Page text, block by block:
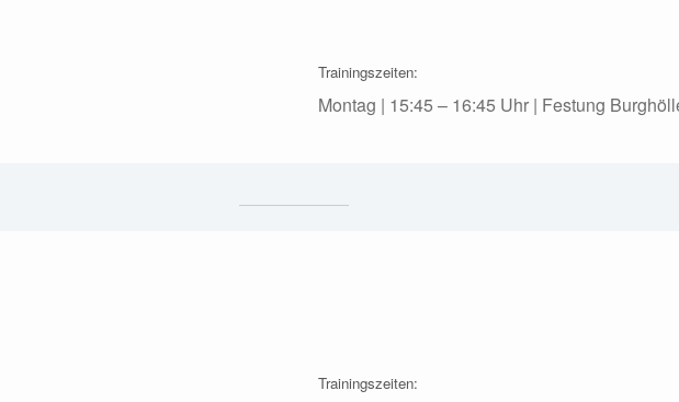
Trainingszeiten:
Montag | 15:45 – 16:45 Uhr | Festung
Trainingszeiten: